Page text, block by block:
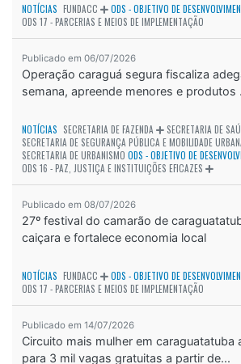
NOTÍCIAS FUNDACC
ODS - OBJETIVO DE
ODS 17 - PARCERIAS E MEIOS DE IMPLEMENTAÇÃO
Publicado em 06/07/2026
Operação caraguá segura fiscaliza
semana, apreende menores e produtos
NOTÍCIAS SECRETARIA DE FAZENDA
SECRETARIA DE
SECRETARIA DE SEGURANÇA PÚBLICA E MOBILIDADE
SECRETARIA DE URBANISMO ODS - OBJETIVO DE
ODS 16 - PAZ, JUSTIÇA E INSTITUIÇÕES EFICAZES
Publicado em 08/07/2026
27º festival do camarão de
caiçara e fortalece economia local
NOTÍCIAS FUNDACC
ODS - OBJETIVO DE
ODS 17 - PARCERIAS E MEIOS DE IMPLEMENTAÇÃO
Publicado em 14/07/2026
Circuito mais mulher em caraguatatuba
para 3 mil vagas gratuitas a partir de...